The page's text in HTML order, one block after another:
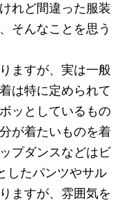
れど間違った服装
そんなことを思う
ますが、実は一般
は特に定められて
ッとしているもの
が着たいものを着
プダンスなどはビ
したパンツやサル
ますが、雰囲気を